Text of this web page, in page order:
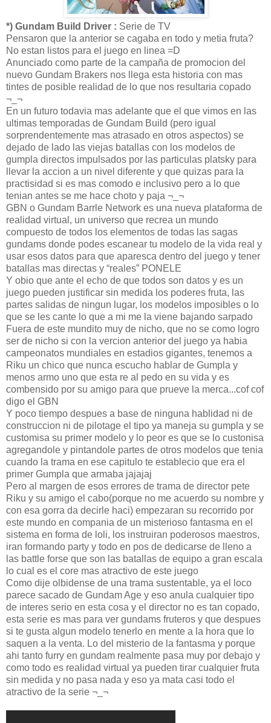
*) Gundam Build Driver : Serie de TV
Pensaron que la anterior se cagaba en todo y metia fruta?
No estan listos para el juego en linea =D
Anunciado como parte de la campaña de promocion del
nuevo Gundam Brakers nos llega esta historia con mas
tintes de posible realidad de lo que nos resultaria copado
¬_¬
En un futuro todavia mas adelante que el que vimos en las
ultimas temporadas de Gundam Build (pero igual
sorprendentemente mas atrasado en otros aspectos) se
dejado de lado las viejas batallas con los modelos de
gumpla directos impulsados por las particulas platsky para
llevar la accion a un nivel diferente y que quizas para la
practisidad si es mas comodo e inclusivo pero a lo que
tenian antes se me hace choto y paja ¬_¬
GBN o Gundam Barrle Network es una nueva plataforma de
realidad virtual, un universo que recrea un mundo
compuesto de todos los elementos de todas las sagas
gundams donde podes escanear tu modelo de la vida real y
usar esos datos para que aparesca dentro del juego y tener
batallas mas directas y “reales” PONELE
Y obio que ante el echo de que todos son datos y es un
juego pueden justificar sin medida los poderes fruta, las
partes salidas de ningun lugar, los modelos imposibles o lo
que se les cante lo que a mi me la viene bajando sarpado
Fuera de este mundito muy de nicho, que no se como logro
ser de nicho si con la vercion anterior del juego ya habia
campeonatos mundiales en estadios gigantes, tenemos a
Riku un chico que nunca escucho hablar de Gumpla y
menos armo uno que esta re al pedo en su vida y es
combensido por su amigo para que prueve la merca...cof cof
digo el GBN
Y poco tiempo despues a base de ninguna hablidad ni de
construccion ni de pilotage el tipo ya maneja su gumpla y se
customisa su primer modelo y lo peor es que se lo custonisa
agregandole y pintandole partes de otros modelos que tenia
cuando la trama en ese capitulo te establecio que era el
primer Gumpla que armaba jajajaj
Pero al margen de esos errores de trama de director pete
Riku y su amigo el cabo(porque no me acuerdo su nombre y
con esa gorra da decirle haci) empezaran su recorrido por
este mundo en compania de un misterioso fantasma en el
sistema en forma de loli, los instruiran poderosos maestros,
iran formando party y todo en pos de dedicarse de lleno a
las battle forse que son las batallas de equipo a gran escala
lo cual es el core mas atractivo de este juego
Como dije olbidense de una trama sustentable, ya el loco
parece sacado de Gundam Age y eso anula cualquier tipo
de interes serio en esta cosa y el director no es tan copado,
esta serie es mas para ver gundams fruteros y que despues
si te gusta algun modelo tenerlo en mente a la hora que lo
saquen a la venta. Lo del misterio de la fantasma y porque
ahi tanto furry en gundam realmente pasa muy por debajo y
como todo es realidad virtual ya pueden tirar cualquier fruta
sin medida y no pasa nada y eso ya mata casi todo el
atractivo de la serie ¬_¬